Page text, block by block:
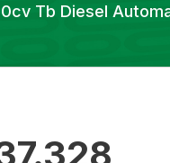
Tb Diesel